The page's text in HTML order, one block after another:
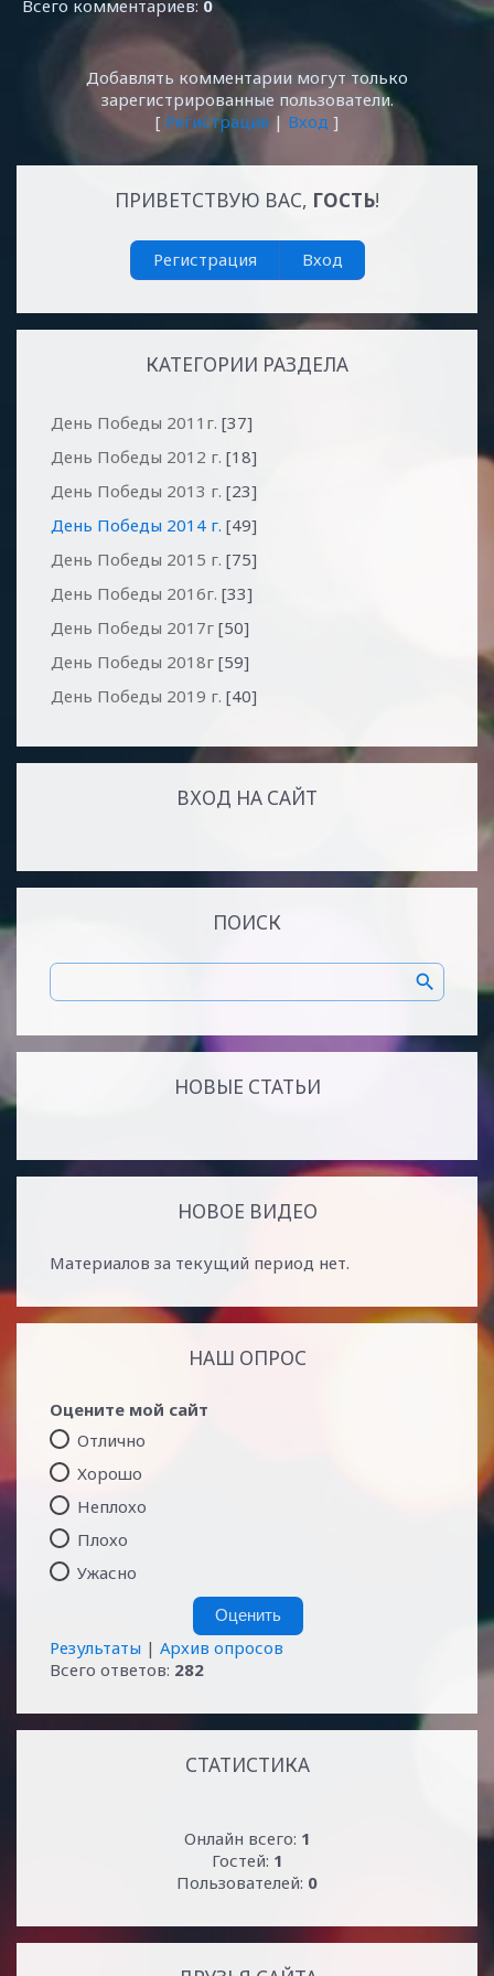
Всего комментариев: 0
Добавлять комментарии могут только
зарегистрированные пользователи.
[ Регистрация | Вход ]
ПРИВЕТСТВУЮ ВАС, ГОСТЬ!
Регистрация Вход
КАТЕГОРИИ РАЗДЕЛА
День Победы 2011г. [37]
День Победы 2012 г. [18]
День Победы 2013 г. [23]
День Победы 2014 г. [49]
День Победы 2015 г. [75]
День Победы 2016г. [33]
День Победы 2017г [50]
День Победы 2018г [59]
День Победы 2019 г. [40]
ВХОД НА САЙТ
ПОИСК
НОВЫЕ СТАТЬИ
НОВОЕ ВИДЕО
Материалов за текущий период нет.
НАШ ОПРОС
Оцените мой сайт
Отлично
Хорошо
Неплохо
Плохо
Ужасно
Результаты | Архив опросов
Всего ответов: 282
СТАТИСТИКА
Онлайн всего: 1
Гостей: 1
Пользователей: 0